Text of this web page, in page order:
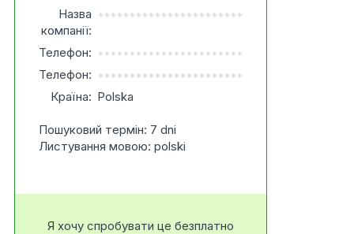
Назва
компанії:
***********************
Телефон: ***********************
Телефон: ***********************
Країна: Polska
Пошуковий термін: 7 dni
Листування мовою: polski
Я хочу спробувати це безплатно